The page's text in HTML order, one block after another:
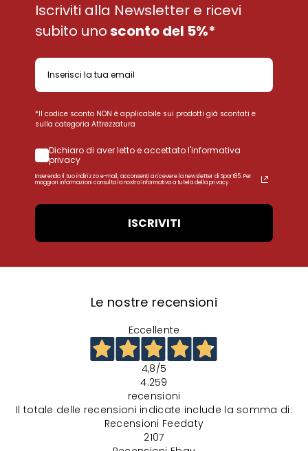
Iscriviti alla Newsletter e ricevi
subito unosconto del 5%*
*Il codice sconto NON è applicabile sui prodotti già scontati e
sulla categoria Attrezzatura
Dichiaro di aver letto e accettato l'informativa
privacy
Inserendo il tuo indirizzo e-mail, acconsenti a ricevere la newsletter di Sport85. Per
maggiori informazioni consulta la nostra Informativa a tutela della privacy.
ISCRIVITI
Le nostre recensioni
Eccellente
4,8/5
4.259
recensioni
Il totale delle recensioni indicate include la somma di:
Recensioni Feedaty
2107